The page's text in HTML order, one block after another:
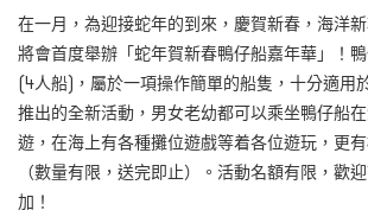
在一月，為迎接蛇年的到來，慶賀新春，海洋
將會首度舉辦「蛇年賀新春鴨仔船嘉年華」！
(4人船) ，屬於一項操作簡單的船隻，十分適用
推出的全新活動，男女老幼都可以乘坐鴨仔船
遊，在海上有各種攤位遊戲等着各位遊玩，更
（數量有限，送完即止）。活動名額有限，歡
加！